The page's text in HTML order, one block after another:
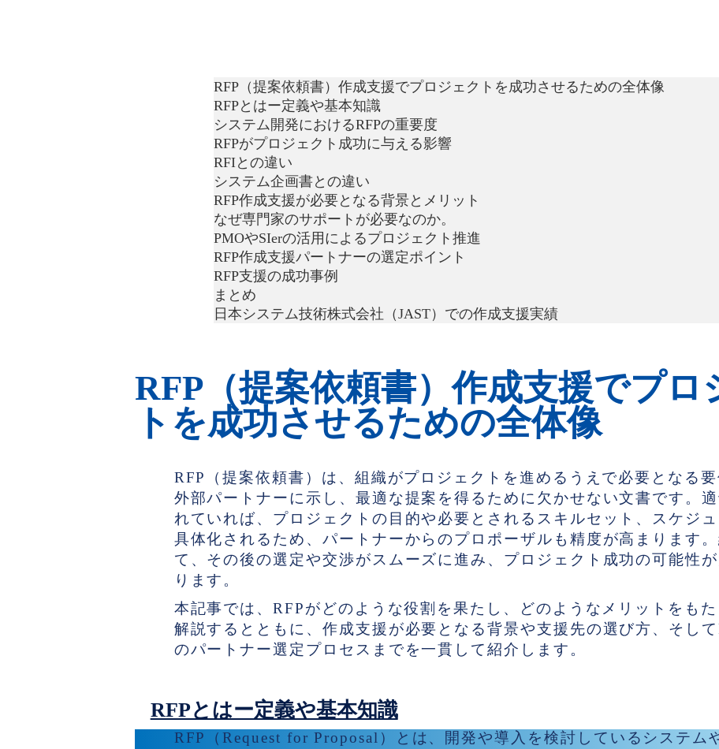
RFP（提案依頼書）作成支援でプロジェクトを成功させるための全体像
RFPとはー定義や基本知識
システム開発におけるRFPの重要度
RFPがプロジェクト成功に与える影響
RFIとの違い
システム企画書との違い
RFP作成支援が必要となる背景とメリット
なぜ専門家のサポートが必要なのか。
PMOやSIerの活用によるプロジェクト推進
RFP作成支援パートナーの選定ポイント
RFP支援の成功事例
まとめ
日本システム技術株式会社（JAST）での作成支援実績
RFP（提案依頼書）作成支援でプロ
トを成功させるための全体像
RFP（提案依頼書）は、組織がプロジェクトを進めるうえで必要となる
外部パートナーに示し、最適な提案を得るために欠かせない文書です。適
れていれば、プロジェクトの目的や必要とされるスキルセット、スケジ
具体化されるため、パートナーからのプロポーザルも精度が高まります
て、その後の選定や交渉がスムーズに進み、プロジェクト成功の可能性
ります。
本記事では、RFPがどのような役割を果たし、どのようなメリットをも
解説するとともに、作成支援が必要となる背景や支援先の選び方、そし
のパートナー選定プロセスまでを一貫して紹介します。
RFPとはー定義や基本知識
RFP（Request for Proposal）とは、開発や導入を検討しているシステム